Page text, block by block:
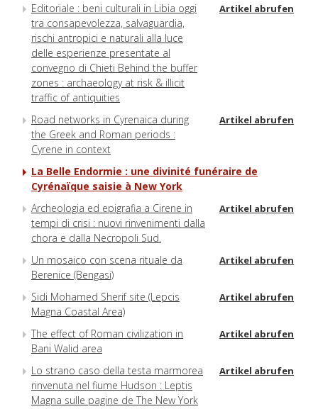
Editoriale : beni culturali in Libia oggi
tra consapevolezza, salvaguardia,
rischi antropici e naturali alla luce
delle esperienze presentate al
convegno di Chieti Behind the buffer
zones : archaeology at risk & illicit
traffic of antiquities
Artikel abrufen
Road networks in Cyrenaica during
the Greek and Roman periods :
Cyrene in context
Artikel abrufen
La Belle Endormie : une divinité funéraire de
Cyrénaïque saisie à New York
Archeologia ed epigrafia a Cirene in
tempi di crisi : nuovi rinvenimenti dalla
chora e dalla Necropoli Sud.
Artikel abrufen
Un mosaico con scena rituale da
Berenice (Bengasi)
Artikel abrufen
Sidi Mohamed Sherif site (Lepcis
Magna Coastal Area)
Artikel abrufen
The effect of Roman civilization in
Bani Walid area
Artikel abrufen
Lo strano caso della testa marmorea
rinvenuta nel fiume Hudson : Leptis
Magna sulle pagine de The New York
Artikel abrufen